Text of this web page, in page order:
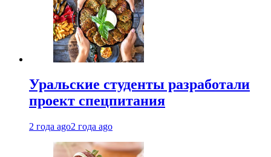
Уральские студенты разработали
проект спецпитания
2 года ago2 года ago